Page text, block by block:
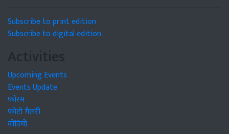
Subscribe to print edition
Subscribe to digital edition
Activities
Upcoming Events
Events Update
फोरम
फोटो गैलरी
वीडियो